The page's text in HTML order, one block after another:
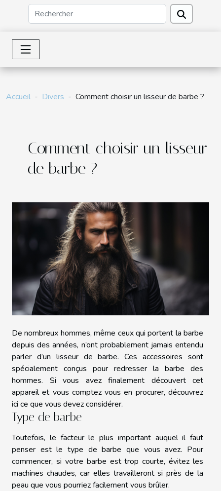
Accueil Divers Comment choisir un lisseur de barbe ?
Comment choisir un lisseur
de barbe ?
De nombreux hommes, même ceux qui portent la barbe
depuis des années, n’ont probablement jamais entendu
parler d’un lisseur de barbe. Ces accessoires sont
spécialement conçus pour redresser la barbe des
hommes. Si vous avez finalement découvert cet
appareil et vous comptez vous en procurer, découvrez
ici ce que vous devez considérer.
Type de barbe
Toutefois, le facteur le plus important auquel il faut
penser est le type de barbe que vous avez. Pour
commencer, si votre barbe est trop courte, évitez les
machines chaudes, car elles travailleront si près de la
peau que vous pourriez facilement vous brûler.